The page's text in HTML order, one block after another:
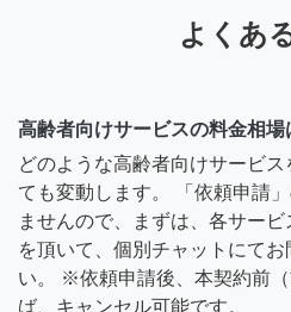
よくあ
高齢者向けサービスの料金相場
どのような高齢者向けサービ
ても変動します。 「依頼申請
ませんので、まずは、各サービ
を頂いて、個別チャットにて
い。 ※依頼申請後、本契約前
ば、キャンセル可能です。